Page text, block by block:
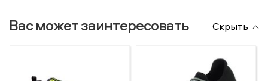
Вас может заинтересовать Скрыть